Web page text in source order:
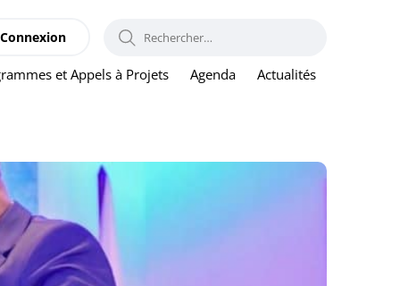
et Appels à Projets Agenda Actualités
Connexion RECHERCHER :